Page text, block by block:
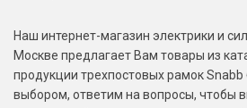
Наш интернет-магазин электрики и
Москве предлагает Вам товары из
продукции трехпостовых рамок
выбором, ответим на вопросы, чтобы